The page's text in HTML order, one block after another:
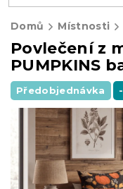
Domů Místnosti
Povlečení z
PUMPKINS
Předobjednávka